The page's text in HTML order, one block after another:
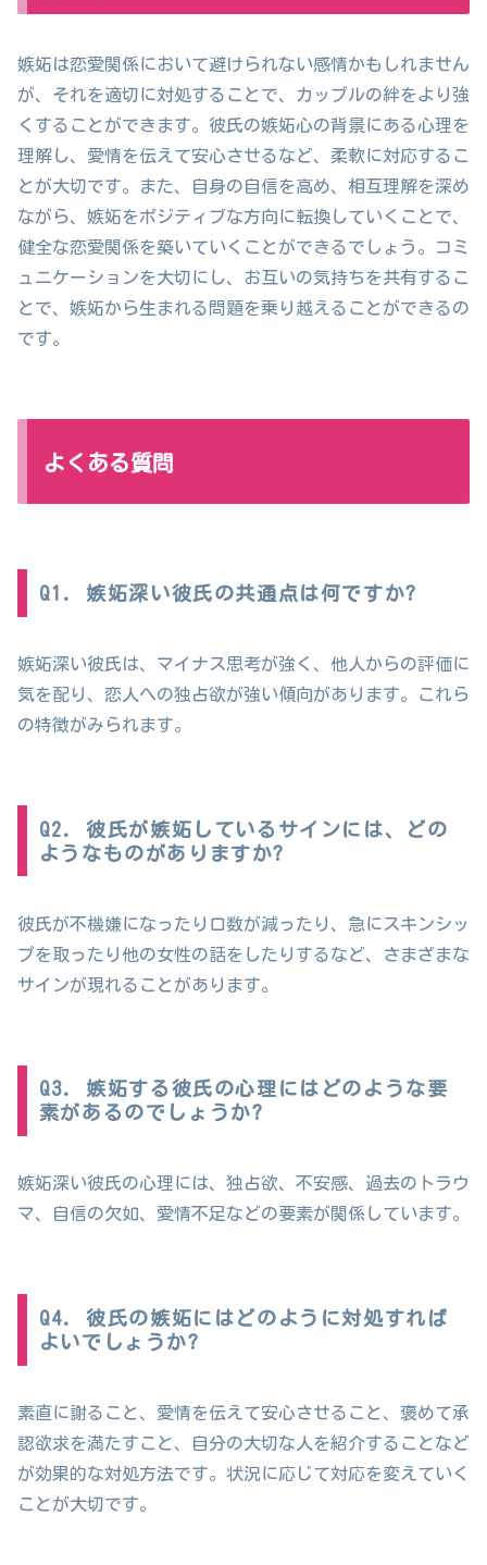
嫉妬は恋愛関係において避けられない感情かもしれません
が、それを適切に対処することで、カップルの絆をより強
くすることができます。彼氏の嫉妬心の背景にある心理を
理解し、愛情を伝えて安心させるなど、柔軟に対応するこ
とが大切です。また、自身の自信を高め、相互理解を深め
ながら、嫉妬をポジティブな方向に転換していくことで、
健全な恋愛関係を築いていくことができるでしょう。コミ
ュニケーションを大切にし、お互いの気持ちを共有するこ
とで、嫉妬から生まれる問題を乗り越えることができるの
です。
よくある質問
Q1. 嫉妬深い彼氏の共通点は何ですか?
嫉妬深い彼氏は、マイナス思考が強く、他人からの評価に
気を配り、恋人への独占欲が強い傾向があります。これら
の特徴がみられます。
Q2. 彼氏が嫉妬しているサインには、どの
ようなものがありますか?
彼氏が不機嫌になったり口数が減ったり、急にスキンシッ
プを取ったり他の女性の話をしたりするなど、さまざまな
サインが現れることがあります。
Q3. 嫉妬する彼氏の心理にはどのような要
素があるのでしょうか?
嫉妬深い彼氏の心理には、独占欲、不安感、過去のトラウ
マ、自信の欠如、愛情不足などの要素が関係しています。
Q4. 彼氏の嫉妬にはどのように対処すれば
よいでしょうか?
素直に謝ること、愛情を伝えて安心させること、褒めて承
認欲求を満たすこと、自分の大切な人を紹介することなど
が効果的な対処方法です。状況に応じて対応を変えていく
ことが大切です。